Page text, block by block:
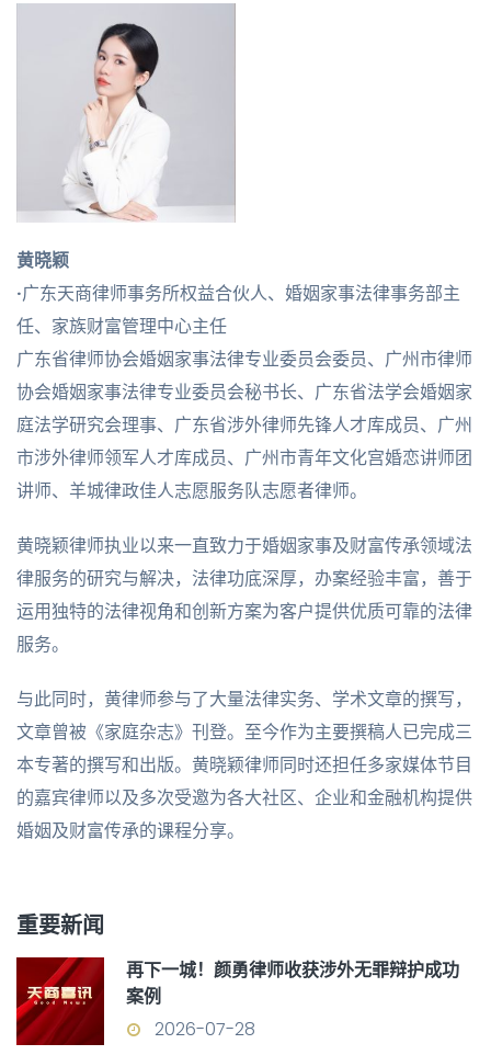
黄晓颖
·广东天商律师事务所权益合伙人、婚姻家事法律事务部主
任、家族财富管理中心主任
广东省律师协会婚姻家事法律专业委员会委员、广州市律师
协会婚姻家事法律专业委员会秘书长、广东省法学会婚姻家
庭法学研究会理事、广东省涉外律师先锋人才库成员、广州
市涉外律师领军人才库成员、广州市青年文化宫婚恋讲师团
讲师、羊城律政佳人志愿服务队志愿者律师。
黄晓颖律师执业以来一直致力于婚姻家事及财富传承领域法
律服务的研究与解决，法律功底深厚，办案经验丰富，善于
运用独特的法律视角和创新方案为客户提供优质可靠的法律
服务。
与此同时，黄律师参与了大量法律实务、学术文章的撰写，
文章曾被《家庭杂志》刊登。至今作为主要撰稿人已完成三
本专著的撰写和出版。黄晓颖律师同时还担任多家媒体节目
的嘉宾律师以及多次受邀为各大社区、企业和金融机构提供
婚姻及财富传承的课程分享。
重要新闻
再下一城！颜勇律师收获涉外无罪辩护成功
案例
2026-07-28